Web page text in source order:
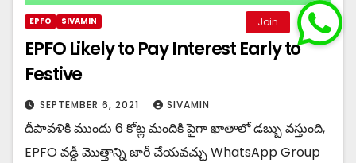
EPFO SIVAMIN
EPFO Likely to Pay Interest Early to
Festive
SEPTEMBER 6, 2021 SIVAMIN
దీపావళికి ముందు 6 కోట్ల మందికి పైగా ఖాతాలో డబ్బు వస్తుంది,
EPFO ​​వడ్డీ మొత్తాన్ని జారీ చేయవచ్చు WhatsApp Group